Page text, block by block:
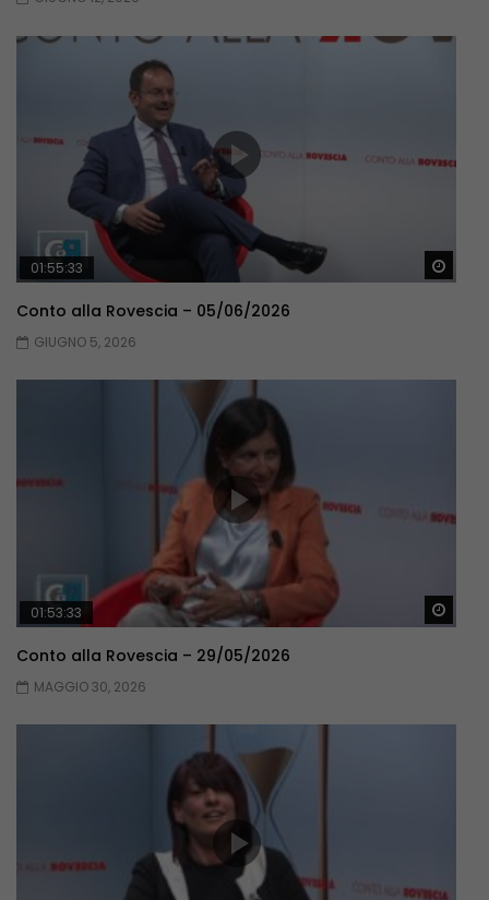
01:55:33
Conto alla Rovescia – 05/06/2026
GIUGNO 5, 2026
01:53:33
Conto alla Rovescia – 29/05/2026
MAGGIO 30, 2026